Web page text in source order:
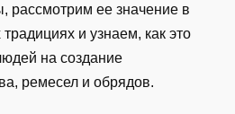
рассмотрим ее значение в
и узнаем, как это
на создание
ремесел и обрядов.